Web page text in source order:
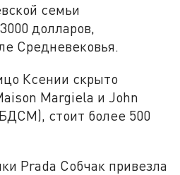
семьи
долларов,
Средневековья.
Ксении скрыто
Margiela и John
стоит более 500
Prada Собчак привезла